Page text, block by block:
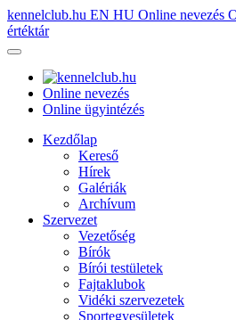
kennelclub.hu EN HU Online nevezés
értéktár
Online nevezés
Online ügyintézés
Kezdőlap
Kereső
Hírek
Galériák
Archívum
Szervezet
Vezetőség
Bírók
Bírói testületek
Fajtaklubok
Vidéki szervezetek
Sportegyesületek